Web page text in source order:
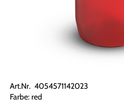
Art.Nr. 4054571142023
Farbe: red